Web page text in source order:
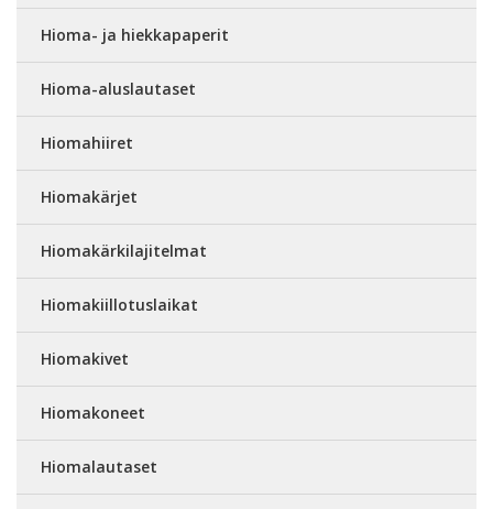
Hioma- ja hiekkapaperit
Hioma-aluslautaset
Hiomahiiret
Hiomakärjet
Hiomakärkilajitelmat
Hiomakiillotuslaikat
Hiomakivet
Hiomakoneet
Hiomalautaset